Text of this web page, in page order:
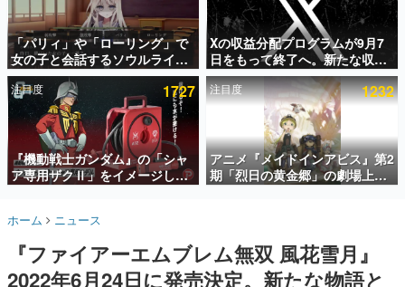
アプリセール情報
インタビュー
連載・特集一覧
殿堂入り記事
SNS拡散数が数千以上！ ページビュー数万以上！ などな
ど。多くの人々に読まれた、電ファミ渾身の“殿堂入り”記
事をまとめました。
名作ゲームクリエイターの方々に製作時のエピソードをお
きます。
赫本
「パリィ」や「ローリング」で
女の子と会話するソウルライク
恋愛ゲーム『小早川さんはソウ
ルライク』無料公開。返事に失
敗すると「YOU DIED」
Xの収益分配プログラムが9月7
日をもって終了へ。新たな収益
化制度「Original Content
Rewards Program」を発表
注目度 1727
『機動戦士ガンダム』の「シャ
ア専用ザクⅡ」をイメージした
散水ホースリールが予約開始。
ークやジオン公国軍のエンブレ
注目度 1232
アニメ『メイドインアビス』第2
期「烈日の黄金郷」の劇場上映
が決定！レグ役・伊瀬茉莉也さ
ホーム ニュース
『ファイアーエムブレム無双 風花雪月』
2022年6月24日に発売決定。新たな物語と